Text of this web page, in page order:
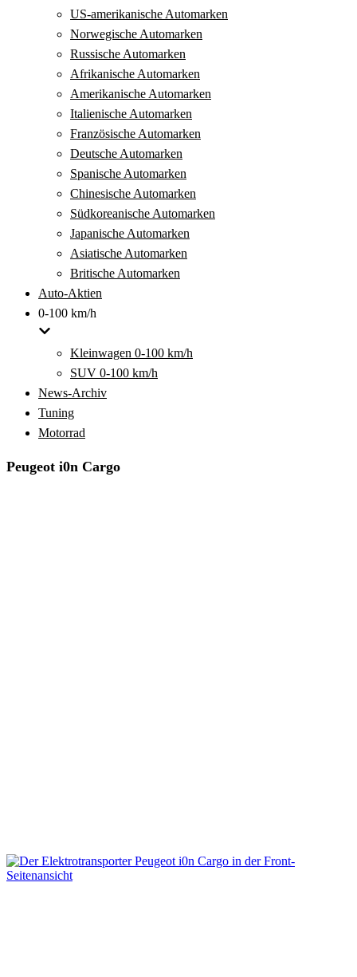
US-amerikanische Automarken
Norwegische Automarken
Russische Automarken
Afrikanische Automarken
Amerikanische Automarken
Italienische Automarken
Französische Automarken
Deutsche Automarken
Spanische Automarken
Chinesische Automarken
Südkoreanische Automarken
Japanische Automarken
Asiatische Automarken
Britische Automarken
Auto-Aktien
0-100 km/h
Kleinwagen 0-100 km/h
SUV 0-100 km/h
News-Archiv
Tuning
Motorrad
Peugeot i0n Cargo